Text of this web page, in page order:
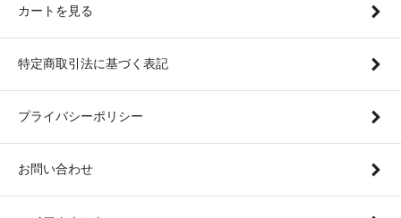
カートを見る
特定商取引法に基づく表記
プライバシーポリシー
お問い合わせ